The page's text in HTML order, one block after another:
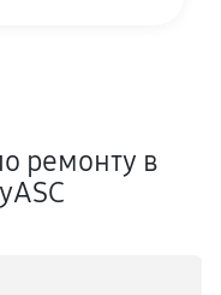
ремонту в